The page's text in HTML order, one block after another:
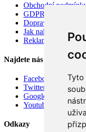
Tyto
Obchodní
GDPR
Doprava
Jak nakupovat
Reklamace
Najdete nás
Facebook
Twitter
Google
Youtube
Odkazy